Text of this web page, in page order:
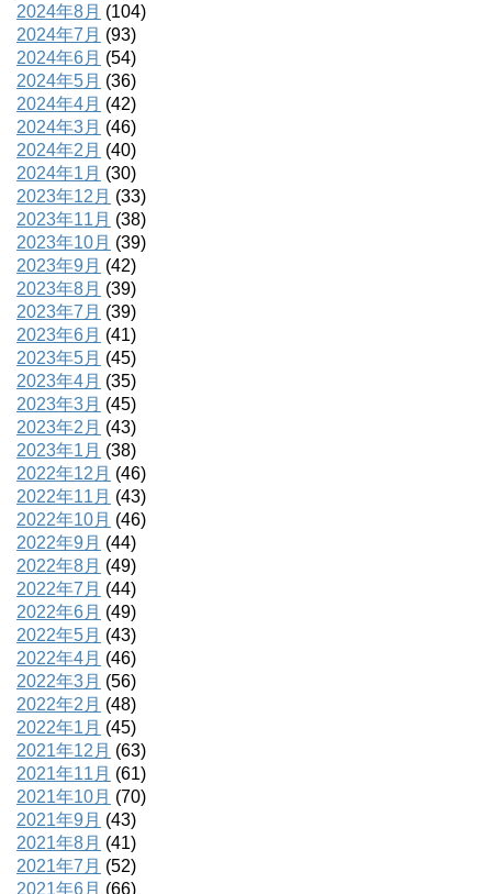
2024年8月 (104)
2024年7月 (93)
2024年6月 (54)
2024年5月 (36)
2024年4月 (42)
2024年3月 (46)
2024年2月 (40)
2024年1月 (30)
2023年12月 (33)
2023年11月 (38)
2023年10月 (39)
2023年9月 (42)
2023年8月 (39)
2023年7月 (39)
2023年6月 (41)
2023年5月 (45)
2023年4月 (35)
2023年3月 (45)
2023年2月 (43)
2023年1月 (38)
2022年12月 (46)
2022年11月 (43)
2022年10月 (46)
2022年9月 (44)
2022年8月 (49)
2022年7月 (44)
2022年6月 (49)
2022年5月 (43)
2022年4月 (46)
2022年3月 (56)
2022年2月 (48)
2022年1月 (45)
2021年12月 (63)
2021年11月 (61)
2021年10月 (70)
2021年9月 (43)
2021年8月 (41)
2021年7月 (52)
2021年6月 (66)